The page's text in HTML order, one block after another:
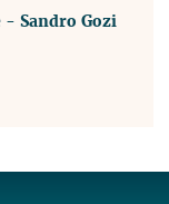
-Sandro Gozi